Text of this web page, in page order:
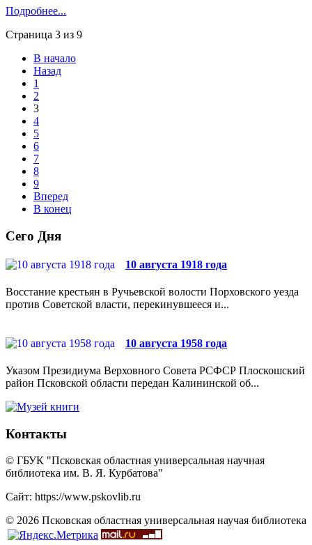
Подробнее...
Страница 3 из 9
В начало
Назад
1
2
3
4
5
6
7
8
9
Вперед
В конец
Сего Дня
10 августа 1918 года
Восстание крестьян в Ручьевской волости Порховского уезда
против Советской власти, перекинувшееся и...
10 августа 1958 года
Указом Президиума Верховного Совета РСФСР Плоскошский
район Псковской области передан Калининской об...
Контакты
© ГБУК "Псковская областная универсальная научная
библиотека им. В. Я. Курбатова"
Сайт: https://www.pskovlib.ru
© 2026 Псковская областная универсальная научая библиотека